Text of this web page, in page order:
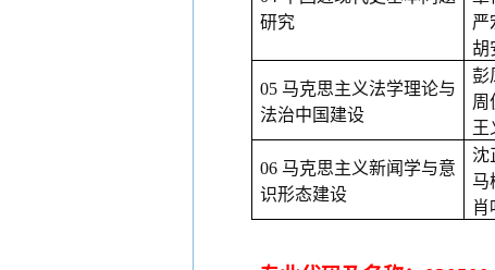
研究
严
胡
05 马克思主义法学理论与
法治中国建设
彭
周
王
06 马克思主义新闻学与意
识形态建设
沈
马
肖